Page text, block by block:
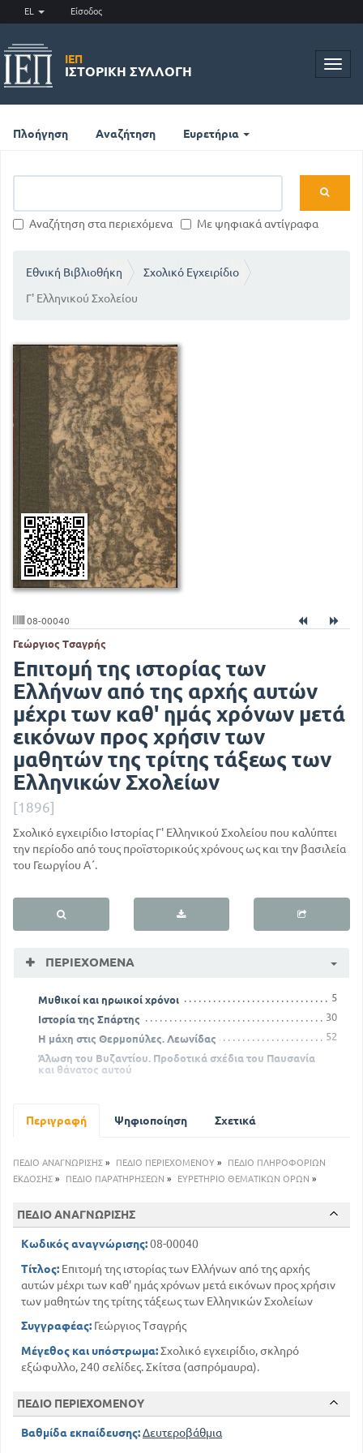
EL Είσοδος
ΙΕΠ
ΙΣΤΟΡΙΚΉ ΣΥΛΛΟΓΉ
Πλοήγηση Αναζήτηση Ευρετήρια
Αναζήτηση στα περιεχόμενα Με ψηφιακά αντίγραφα
Εθνική Βιβλιοθήκη
Σχολικό Εγχειρίδιο
Γ' Ελληνικού Σχολείου
08-00040
Γεώργιος Τσαγρής
Επιτομή της ιστορίας των
Ελλήνων από της αρχής αυτών
μέχρι των καθ' ημάς χρόνων μετά
εικόνων προς χρήσιν των
μαθητών της τρίτης τάξεως των
Ελληνικών Σχολείων
[1896]
Σχολικό εγχειρίδιο Ιστορίας Γ' Ελληνικού Σχολείου που καλύπτει
την περίοδο από τους προϊστορικούς χρόνους ως και την βασιλεία
του Γεωργίου Α΄.
ΠΕΡΙΕΧΌΜΕΝΑ
Μυθικοί και ηρωικοί χρόνοι
5
Ιστορία της Σπάρτης
30
Η μάχη στις Θερμοπύλες. Λεωνίδας
52
Άλωση του Βυζαντίου. Προδοτικά σχέδια του Παυσανία
και θάνατος αυτού
Ακμή του Βυζαντινού κράτους
Τρίτη υποδούλωση του ελληνικού έθνους
148
Η ναυμαχία στην Πύλο
Περιγραφή Ψηφιοποίηση Σχετικά
ΠΕΔΙΟ ΑΝΑΓΝΩΡΙΣΗΣ » ΠΕΔΙΟ ΠΕΡΙΕΧΟΜΕΝΟΥ »
ΠΕΔΙΟ ΠΛΗΡΟΦΟΡΙΩΝ
ΕΚΔΟΣΗΣ » ΠΕΔΙΟ ΠΑΡΑΤΗΡΗΣΕΩΝ » ΕΥΡΕΤΗΡΙΟ ΘΕΜΑΤΙΚΩΝ ΟΡΩΝ »
ΠΕΔΙΟ ΑΝΑΓΝΩΡΙΣΗΣ
Κωδικός αναγνώρισης:08-00040
Τίτλος: Επιτομή της ιστορίας των Ελλήνων από της αρχής
αυτών μέχρι των καθ' ημάς χρόνων μετά εικόνων προς χρήσιν
των μαθητών της τρίτης τάξεως των Ελληνικών Σχολείων
Συγγραφέας: Γεώργιος Τσαγρής
Μέγεθος και υπόστρωμα:Σχολικό εγχειρίδιο, σκληρό
εξώφυλλο, 240 σελίδες. Σκίτσα (ασπρόμαυρα).
ΠΕΔΙΟ ΠΕΡΙΕΧΟΜΕΝΟΥ
Βαθμίδα εκπαίδευσης:Δευτεροβάθμια